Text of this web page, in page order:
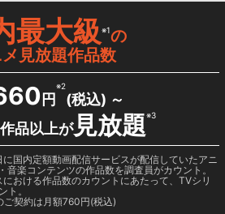
最大級※1の
見放題作品数
円
※2
(税込) ～
作品以上が見放題※3
国内定額動画配信サービスが配信していたアニ
音楽コンテンツの作品数を調査員がカウント。
おける作品数のカウントにあたって、TVシリ
ト。
ご契約は月額760円(税込)